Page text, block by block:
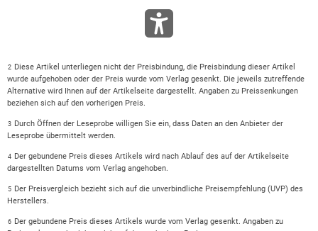
2 Diese Artikel unterliegen nicht der Preisbindung, die Preisbindung dieser Artikel
wurde aufgehoben oder der Preis wurde vom Verlag gesenkt. Die jeweils zutreffende
Alternative wird Ihnen auf der Artikelseite dargestellt. Angaben zu Preissenkungen
beziehen sich auf den vorherigen Preis.
3 Durch Öffnen der Leseprobe willigen Sie ein, dass Daten an den Anbieter der
Leseprobe übermittelt werden.
4 Der gebundene Preis dieses Artikels wird nach Ablauf des auf der Artikelseite
dargestellten Datums vom Verlag angehoben.
5 Der Preisvergleich bezieht sich auf die unverbindliche Preisempfehlung (UVP) des
Herstellers.
6 Der gebundene Preis dieses Artikels wurde vom Verlag gesenkt. Angaben zu